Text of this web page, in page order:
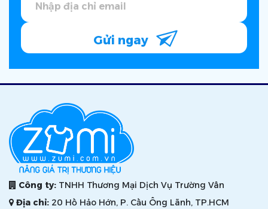
Gửi ngay
Công ty: TNHH Thương Mại Dịch Vụ Trường Vân
Địa chỉ: 20 Hồ Hảo Hớn, P. Cầu Ông Lãnh, TP.HCM